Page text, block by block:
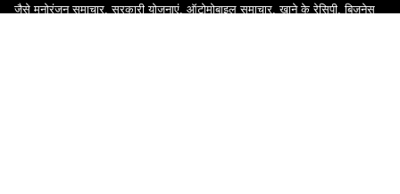
जैसे मनोरंजन समाचार, सरकारी योजनाएं, ऑटोमोबाइल समाचार, खाने के रेसिपी, बिज़नेस